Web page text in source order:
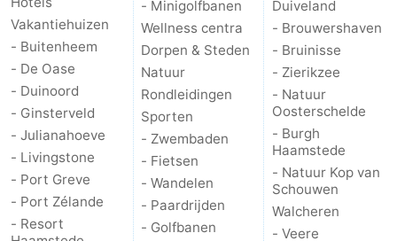
Vakantiehuizen
- Buitenheem
- De Oase
- Duinoord
- Ginsterveld
- Julianahoeve
- Livingstone
- Port Greve
- Port Zélande
- Resort
- Minigolfbanen
Wellness centra
Dorpen & Steden
Natuur
Rondleidingen
Sporten
- Zwembaden
- Fietsen
- Wandelen
- Paardrijden
- Golfbanen
Duiveland
- Brouwershaven
- Bruinisse
- Zierikzee
- Natuur
Oosterschelde
- Burgh
Haamstede
- Natuur Kop van
Schouwen
Walcheren
- Veere